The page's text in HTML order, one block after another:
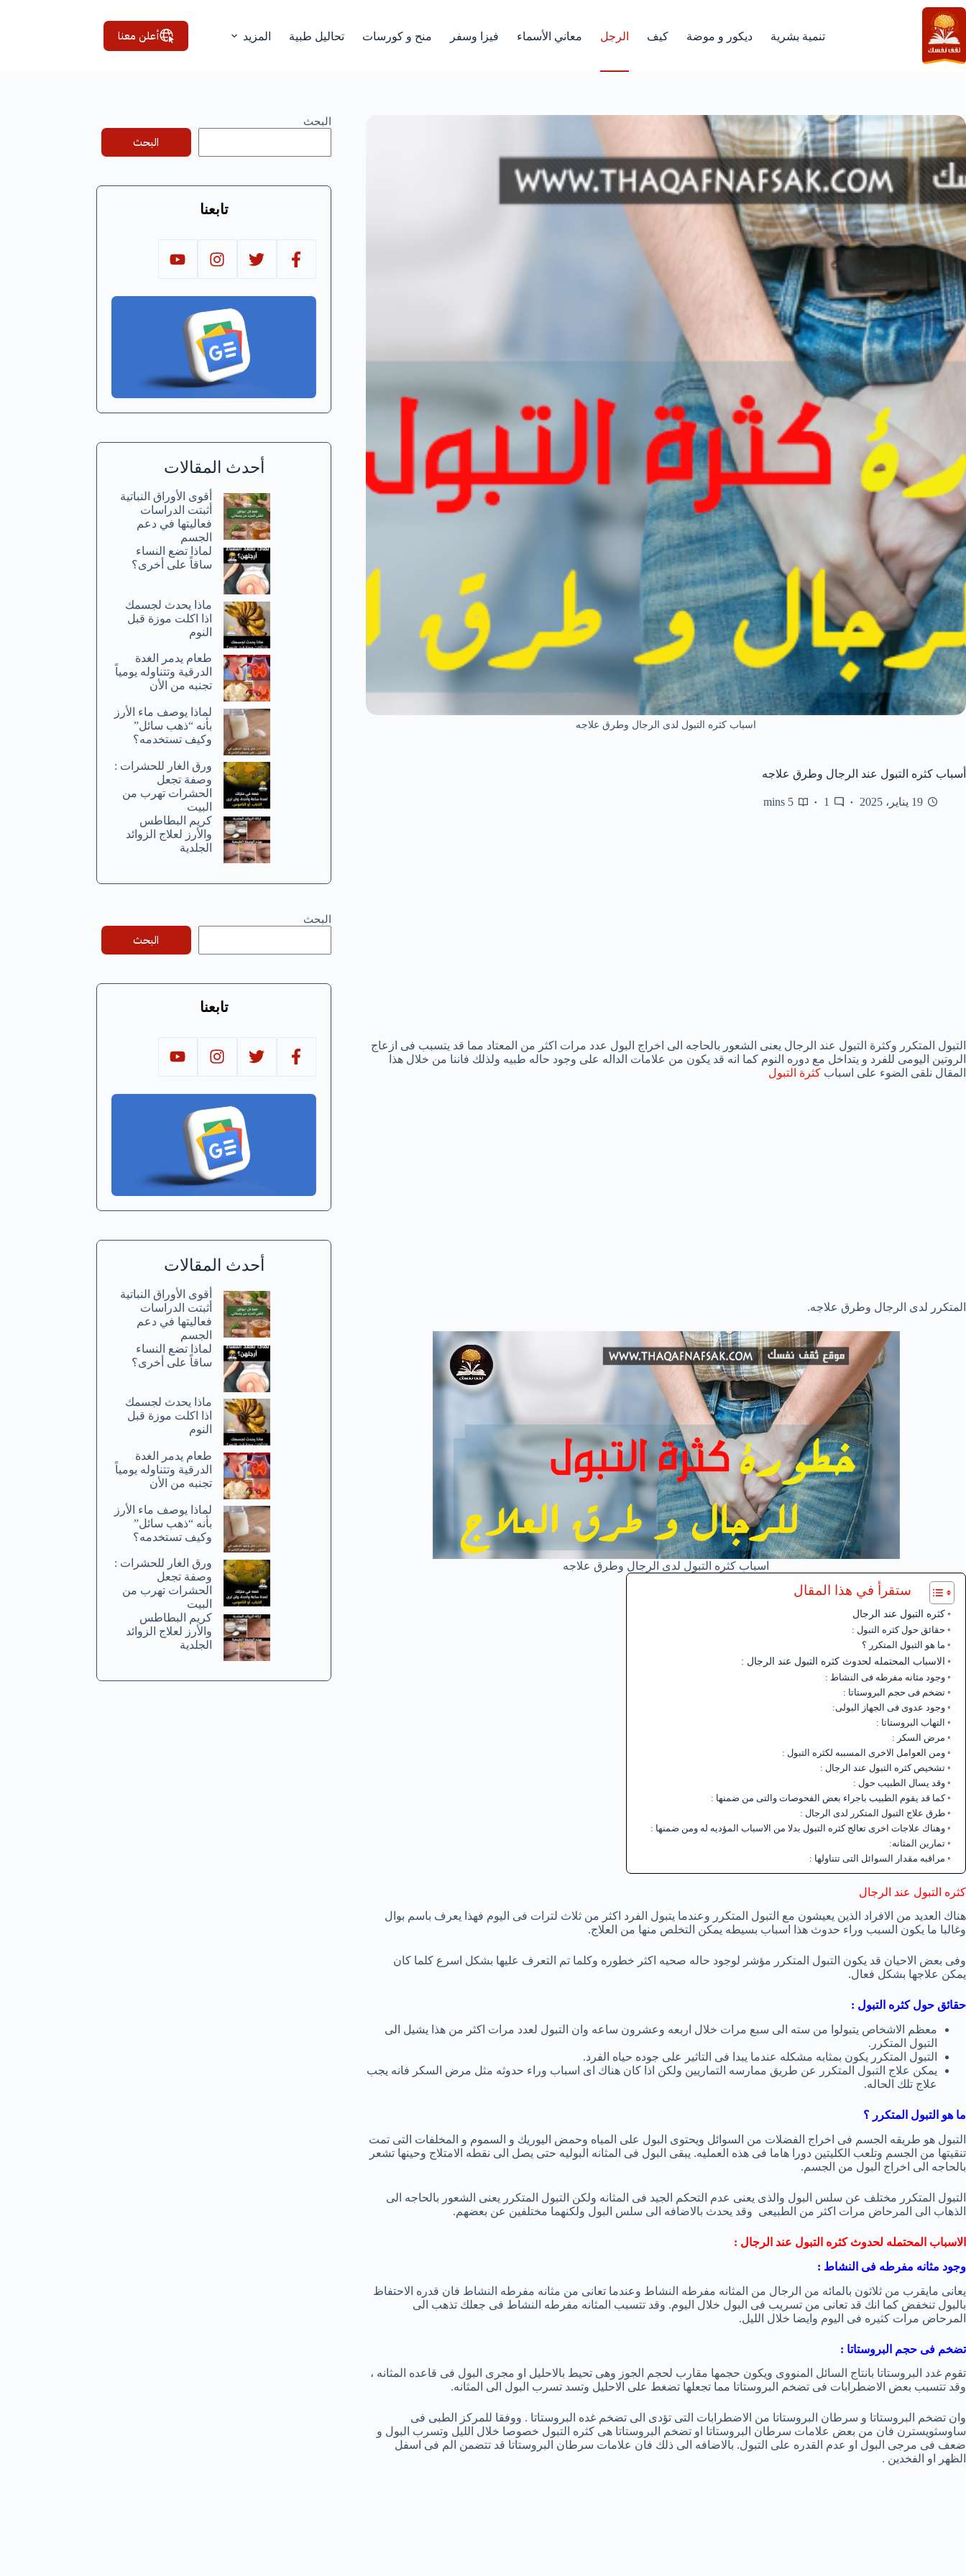
التجاوز
إلى
المحتوى
تنمية بشرية ديكور و موضة كيف الرجل معاني الأسماء فيزا وسفر منح و كورسات تحاليل طبية المزيد أعلن معنا
اسباب كثره التبول لدى الرجال وطرق علاجه
أسباب كثره التبول عند الرجال وطرق علاجه
19 يناير، 2025 1
5 mins
التبول المتكرر وكثرة التبول عند الرجال يعنى الشعور بالحاجه الى اخراج البول عدد مرات اكثر من المعتاد مما قد يتسبب فى ازعاج
الروتين اليومى للفرد و يتداخل مع دوره النوم كما انه قد يكون من علامات الداله على وجود حاله طبيه ولذلك فاننا من خلال هذا
المقال نلقى الضوء على اسباب كثرة التبول
المتكرر لدى الرجال وطرق علاجه.
اسباب كثره التبول لدى الرجال وطرق علاجه
ستقرأ في هذا المقال
كثره التبول عند الرجال
حقائق حول كثره التبول :
ما هو التبول المتكرر ؟
الاسباب المحتمله لحدوث كثره التبول عند الرجال :
وجود مثانه مفرطه فى النشاط :
تضخم فى حجم البروستاتا :
وجود عدوى فى الجهاز البولى:
التهاب البروستاتا :
مرض السكر :
ومن العوامل الاخرى المسببه لكثره التبول :
تشخيص كثره التبول عند الرجال :
وقد يسال الطبيب حول :
كما قد يقوم الطبيب باجراء بعض الفحوصات والتى من ضمنها :
طرق علاج التبول المتكرر لدى الرجال :
وهناك علاجات اخرى تعالج كثره التبول بدلا من الاسباب المؤديه له ومن ضمنها :
تمارين المثانه:
مراقبه مقدار السوائل التى تتناولها :
كثره التبول عند الرجال
هناك العديد من الافراد الذين يعيشون مع التبول المتكرر وعندما يتبول الفرد اكثر من ثلاث لترات فى اليوم فهذا يعرف باسم بوال
وغالبا ما يكون السبب وراء حدوث هذا اسباب بسيطه يمكن التخلص منها من العلاج.
وفى بعض الاحيان قد يكون التبول المتكرر مؤشر لوجود حاله صحيه اكثر خطوره وكلما تم التعرف عليها بشكل اسرع كلما كان
يمكن علاجها بشكل فعال.
حقائق حول كثره التبول :
معظم الاشخاص يتبولوا من سته الى سبع مرات خلال اربعه وعشرون ساعه وان التبول لعدد مرات اكثر من هذا يشيل الى
التبول المتكرر.
التبول المتكرر يكون بمثابه مشكله عندما يبدا فى التاثير على جوده حياه الفرد.
يمكن علاج التبول المتكرر عن طريق ممارسه التماريين ولكن اذا كان هناك اى اسباب وراء حدوثه مثل مرض السكر فانه يجب
علاج تلك الحاله.
ما هو التبول المتكرر ؟
التبول هو طريقه الجسم فى اخراج الفضلات من السوائل ويحتوى البول على المياه وحمض اليوريك و السموم و المخلفات التى تمت
تنقيتها من الجسم وتلعب الكليتين دورا هاما فى هذه العمليه. يبقى البول فى المثانه البوليه حتى يصل الى نقطه الامتلاج وحينها تشعر
بالحاجه الى اخراج البول من الجسم.
التبول المتكرر مختلف عن سلس البول والذى يعنى عدم التحكم الجيد فى المثانه ولكن التبول المتكرر يعنى الشعور بالحاجه الى
الذهاب الى المرحاض مرات اكثر من الطبيعى وقد يحدث بالاضافه الى سلس البول ولكنهما مختلفين عن بعضهم.
الاسباب المحتمله لحدوث كثره التبول عند الرجال :
وجود مثانه مفرطه فى النشاط :
يعانى مايقرب من ثلاثون بالمائه من الرجال من المثانه مفرطه النشاط وعندما تعانى من مثانه مفرطه النشاط فان قدره الاحتفاظ
بالبول تنخفض كما انك قد تعانى من تسريب فى البول خلال اليوم. وقد تتسبب المثانه مفرطه النشاط فى جعلك تذهب الى
المرحاض مرات كثيره فى اليوم وايضا خلال الليل.
تضخم فى حجم البروستاتا :
تقوم غدد البروستاتا بانتاج السائل المنووى ويكون حجمها مقارب لحجم الجوز وهى تحيط بالاحليل او مجرى البول فى قاعده المثانه ،
وقد تتسبب بعض الاضطرابات فى تضخم البروستاتا مما تجعلها تضغط على الاحليل وتسد تسرب البول الى المثانه.
وان تضخم البروستاتا و سرطان البروستاتا من الاضطرابات التى تؤدى الى تضخم غده البروستاتا . ووفقا للمركز الطبى فى
ساوسثويسترن فان من بعض علامات سرطان البروستاتا او تضخم البروستاتا هى كثره التبول خصوصا خلال الليل وتسرب البول و
ضعف فى مرجى البول او عدم القدره على التبول. بالاضافه الى ذلك فان علامات سرطان البروستاتا قد تتضمن الم فى اسفل
الظهر او الفخدين .
البحث
البحث
تابعنا
أحدث المقالات
أقوى الأوراق النباتية
أثبتت الدراسات
فعاليتها في دعم
الجسم
لماذا تضع النساء
ساقاً على أخرى؟
ماذا يحدث لجسمك
اذا اكلت موزة قبل
النوم
طعام يدمر الغدة
الدرقية وتتناوله يومياً
تجنبه من الأن
لماذا يوصف ماء الأرز
بأنه “ذهب سائل”
وكيف تستخدمه؟
ورق الغار للحشرات :
وصفة تجعل
الحشرات تهرب من
البيت
كريم البطاطس
والأرز لعلاج الزوائد
الجلدية
البحث
البحث
تابعنا
أحدث المقالات
أقوى الأوراق النباتية
أثبتت الدراسات
فعاليتها في دعم
الجسم
لماذا تضع النساء
ساقاً على أخرى؟
ماذا يحدث لجسمك
اذا اكلت موزة قبل
النوم
طعام يدمر الغدة
الدرقية وتتناوله يومياً
تجنبه من الأن
لماذا يوصف ماء الأرز
بأنه “ذهب سائل”
وكيف تستخدمه؟
ورق الغار للحشرات :
وصفة تجعل
الحشرات تهرب من
البيت
كريم البطاطس
والأرز لعلاج الزوائد
الجلدية